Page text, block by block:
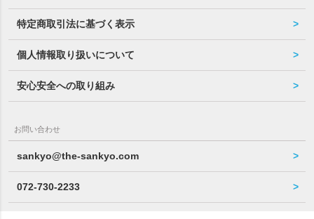
特定商取引法に基づく表示
個人情報取り扱いについて
安心安全への取り組み
お問い合わせ
sankyo@the-sankyo.com
072-730-2233